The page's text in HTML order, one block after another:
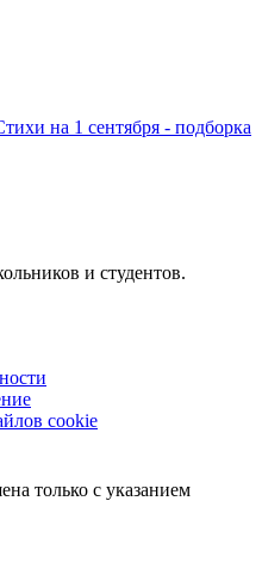
на 1 сентября - подборка
и студентов.
cookie
только с указанием